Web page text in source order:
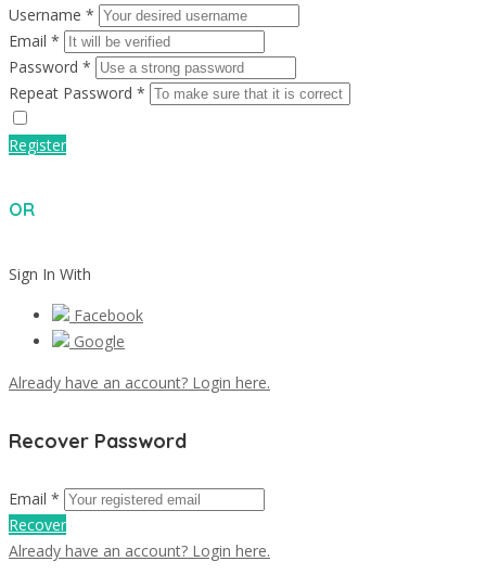
Username *
Email *
Password *
Repeat Password *
Register
OR
Sign In With
Facebook
Google
Already have an account? Login here.
Recover Password
Email *
Recover
Already have an account? Login here.